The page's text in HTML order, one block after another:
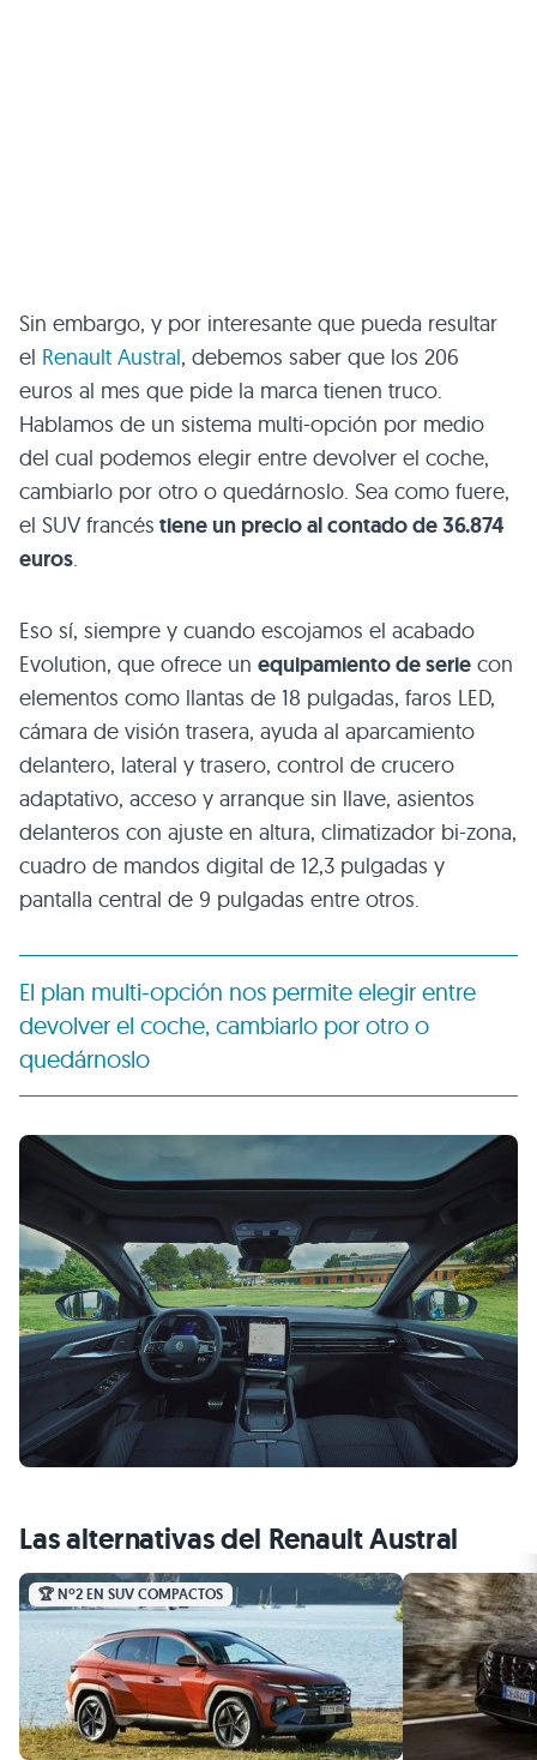
Sin embargo, y por interesante que pueda resultar
el Renault Austral, debemos saber que los 206
euros al mes que pide la marca tienen truco.
Hablamos de un sistema multi-opción por medio
del cual podemos elegir entre devolver el coche,
cambiarlo por otro o quedárnoslo. Sea como fuere,
el SUV francés tiene un precio al contado de 36.874
euros.
Eso sí, siempre y cuando escojamos el acabado
Evolution, que ofrece un equipamiento de serie con
elementos como llantas de 18 pulgadas, faros LED,
cámara de visión trasera, ayuda al aparcamiento
delantero, lateral y trasero, control de crucero
adaptativo, acceso y arranque sin llave, asientos
delanteros con ajuste en altura, climatizador bi-zona,
cuadro de mandos digital de 12,3 pulgadas y
pantalla central de 9 pulgadas entre otros.
El plan multi-opción nos permite elegir entre
devolver el coche, cambiarlo por otro o
quedárnoslo
Las alternativas del Renault Austral
🏆 Nº2 EN SUV COMPACTOS